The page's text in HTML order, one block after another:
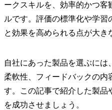
ークスキルを、効率的かつ客
ルです。評価の標準化や学
と効果を高められる点が大き
自社にあった製品を選ぶに
柔軟性、フィードバックの内
す。この記事で紹介した製品
を成功させましょう。